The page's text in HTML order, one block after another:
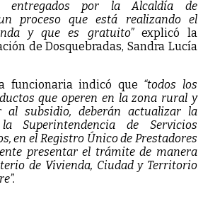
entregados por la Alcaldía de
proceso que está realizando el
y que es gratuito”explicó la
de Dosquebradas, Sandra Lucía
funcionaria indicó que “todos los
que operen en la zona rural y
al subsidio, deberán actualizar la
Superintendencia de Servicios
en el Registro Único de Prestadores
presentar el trámite de manera
de Vivienda, Ciudad y Territorio